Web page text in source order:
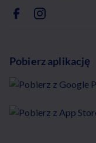
Pobierz aplikację